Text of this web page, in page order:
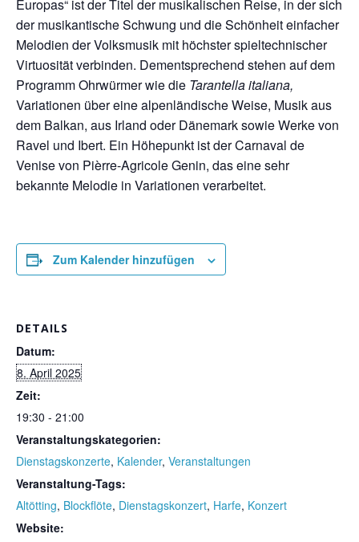
Europas“ ist der Titel der musikalischen Reise, in der sich
der musikantische Schwung und die Schönheit einfacher
Melodien der Volksmusik mit höchster spieltechnischer
Virtuosität verbinden. Dementsprechend stehen auf dem
Programm Ohrwürmer wie die Tarantella italiana,
Variationen über eine alpenländische Weise, Musik aus
dem Balkan, aus Irland oder Dänemark sowie Werke von
Ravel und Ibert. Ein Höhepunkt ist der Carnaval de
Venise von Pièrre-Agricole Genin, das eine sehr
bekannte Melodie in Variationen verarbeitet.
Zum Kalender hinzufügen
DETAILS
Datum:
8. April 2025
Zeit:
19:30 - 21:00
Veranstaltungskategorien:
Dienstagskonzerte, Kalender, Veranstaltungen
Veranstaltung-Tags:
Altötting, Blockflöte, Dienstagskonzert, Harfe, Konzert
Website: